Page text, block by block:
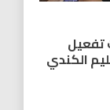
تفعيل
الكندي